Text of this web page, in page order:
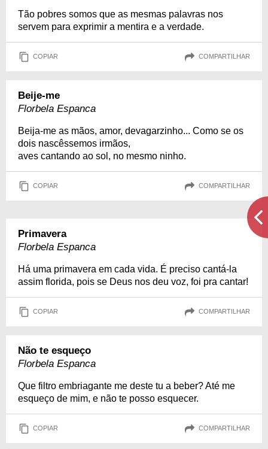
Tão pobres somos que as mesmas palavras nos
servem para exprimir a mentira e a verdade.
COPIAR COMPARTILHAR
Beije-me
Florbela Espanca
Beija-me as mãos, amor, devagarzinho... Como se os
dois nascêssemos irmãos,
aves cantando ao sol, no mesmo ninho.
COPIAR COMPARTILHAR
Primavera
Florbela Espanca
Há uma primavera em cada vida. É preciso cantá-la
assim florida, pois se Deus nos deu voz, foi pra cantar!
COPIAR COMPARTILHAR
Não te esqueço
Florbela Espanca
Que filtro embriagante me deste tu a beber? Até me
esqueço de mim, e não te posso esquecer.
COPIAR COMPARTILHAR